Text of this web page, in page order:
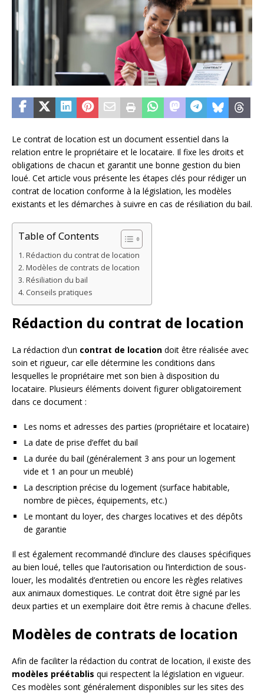
Le contrat de location est un document essentiel dans la
relation entre le propriétaire et le locataire. Il fixe les droits et
obligations de chacun et garantit une bonne gestion du bien
loué. Cet article vous présente les étapes clés pour rédiger un
contrat de location conforme à la législation, les modèles
existants et les démarches à suivre en cas de résiliation du bail.
Table of Contents
Rédaction du contrat de location
Modèles de contrats de location
Résiliation du bail
Conseils pratiques
Rédaction du contrat de location
La rédaction d’un contrat de location doit être réalisée avec
soin et rigueur, car elle détermine les conditions dans
lesquelles le propriétaire met son bien à disposition du
locataire. Plusieurs éléments doivent figurer obligatoirement
dans ce document :
Les noms et adresses des parties (propriétaire et locataire)
La date de prise d’effet du bail
La durée du bail (généralement 3 ans pour un logement
vide et 1 an pour un meublé)
La description précise du logement (surface habitable,
nombre de pièces, équipements, etc.)
Le montant du loyer, des charges locatives et des dépôts
de garantie
Il est également recommandé d’inclure des clauses spécifiques
au bien loué, telles que l’autorisation ou l’interdiction de sous-
louer, les modalités d’entretien ou encore les règles relatives
aux animaux domestiques. Le contrat doit être signé par les
deux parties et un exemplaire doit être remis à chacune d’elles.
Modèles de contrats de location
Afin de faciliter la rédaction du contrat de location, il existe des
modèles préétablis qui respectent la législation en vigueur.
Ces modèles sont généralement disponibles sur les sites des